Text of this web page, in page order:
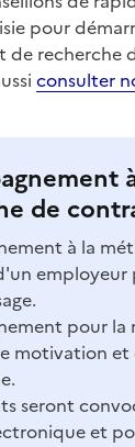
pour
de recherche
consulter
de
à la
employeur
pour la
motivation
seront
et